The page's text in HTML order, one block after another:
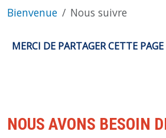
Bienvenue Nous suivre
MERCI DE PARTAGER CETTE PAGE
NOUS AVONS BESOIN